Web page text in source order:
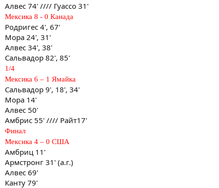
Алвес 74' //// Гуассо 31'
Мексика 8 - 0 Канада
Родригес 4', 67'
Мора 24', 31'
Алвес 34', 38'
Сальвадор 82', 85'
1/4
Мексика 6 – 1 Ямайка
Сальвадор 9', 18', 34'
Мора 14'
Алвес 50'
Амбрис 55' //// Райт17'
Финал
Мексика 4 – 0 США
Амбриц 11'
Армстронг 31' (а.г.)
Алвес 69'
Канту 79'